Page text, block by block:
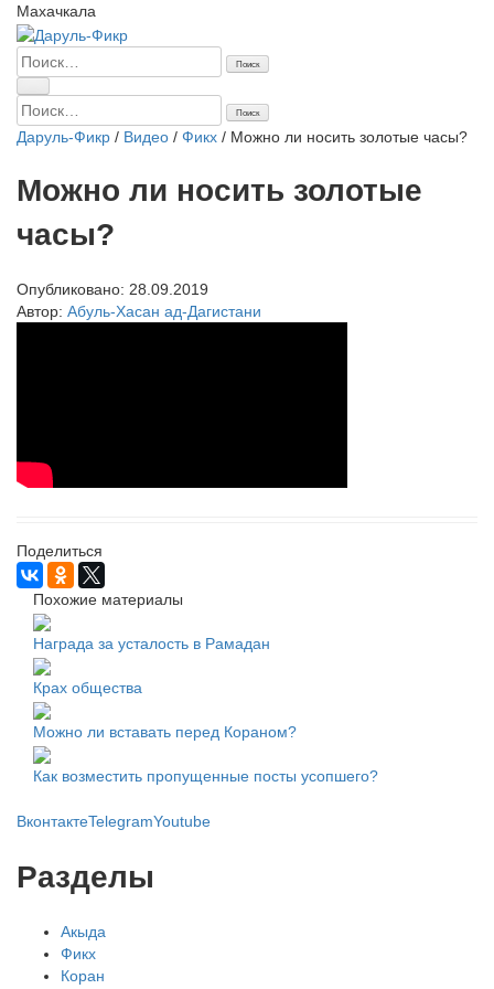
Махачкала
Найти:
Найти:
Даруль-Фикр / Видео / Фикх / Можно ли носить золотые часы?
Можно ли носить золотые
часы?
Опубликовано: 28.09.2019
Автор: Абуль-Хасан ад-Дагистани
Поделиться
Похожие материалы
Награда за усталость в Рамадан
Крах общества
Можно ли вставать перед Кораном?
Как возместить пропущенные посты усопшего?
ВконтактеTelegramYoutube
Разделы
Акыда
Фикх
Коран